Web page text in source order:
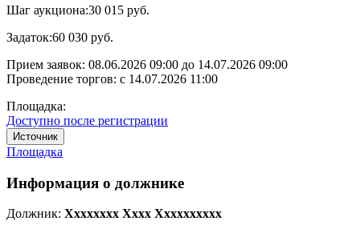
Шаг аукциона:30 015 руб.
Задаток:60 030 руб.
Прием заявок: 08.06.2026 09:00 до 14.07.2026 09:00
Проведение торгов: с 14.07.2026 11:00
Площадка:
Доступно после регистрации
Источник
Площадка
Информация о должнике
Должник: Xxxxxxxx Xxxx Xxxxxxxxxx